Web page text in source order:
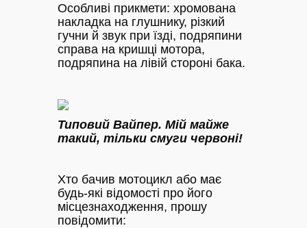
Особливі прикмети: хромована
накладка на глушнику, різкий
гучни й звук при їзді, подряпини
справа на кришці мотора,
подряпина на лівій стороні бака.
Типовий Вайпер. Мій майже
такий, тільки смуги червоні!
Хто бачив мотоцикл або має
будь-які відомості про його
місцезнаходження, прошу
повідомити: